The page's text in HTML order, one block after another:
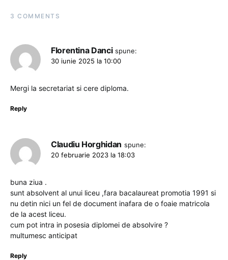
3 COMMENTS
Florentina Danci spune:
30 iunie 2025 la 10:00
Mergi la secretariat si cere diploma.
Reply
Claudiu Horghidan spune:
20 februarie 2023 la 18:03
buna ziua .
sunt absolvent al unui liceu ,fara bacalaureat promotia 1991 si
nu detin nici un fel de document inafara de o foaie matricola
de la acest liceu.
cum pot intra in posesia diplomei de absolvire ?
multumesc anticipat
Reply